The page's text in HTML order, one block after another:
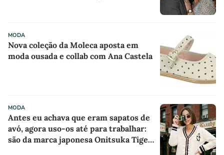
MODA
Nova coleção da Moleca aposta em
moda ousada e collab com Ana Castela
MODA
Antes eu achava que eram sapatos de
avó, agora uso-os até para trabalhar:
são da marca japonesa Onitsuka Tiger,